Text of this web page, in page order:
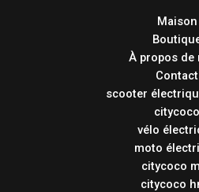
Maison
À propos de
Contact
scooter
citycoco
vélo
moto
citycoco
citycoco